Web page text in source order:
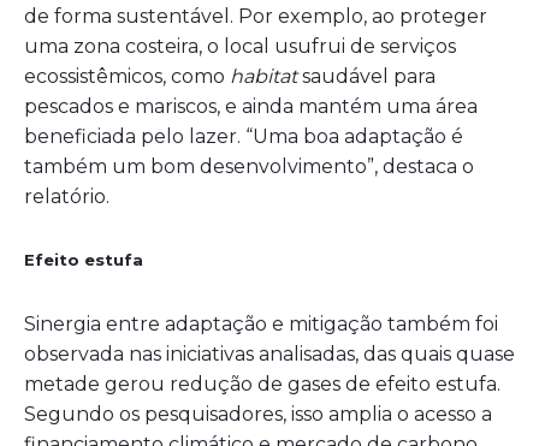
de forma sustentável. Por exemplo, ao proteger
uma zona costeira, o local usufrui de serviços
ecossistêmicos, como habitatsaudável para
pescados e mariscos, e ainda mantém uma área
beneficiada pelo lazer. “Uma boa adaptação é
também um bom desenvolvimento”, destaca o
relatório.
Efeito estufa
Sinergia entre adaptação e mitigação também foi
observada nas iniciativas analisadas, das quais quase
metade gerou redução de gases de efeito estufa.
Segundo os pesquisadores, isso amplia o acesso a